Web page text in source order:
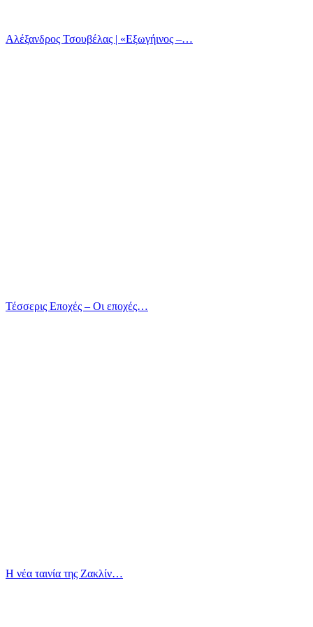
Αλέξανδρος Τσουβέλας | «Εξωγήινος –…
Τέσσερις Εποχές – Οι εποχές…
Η νέα ταινία της Ζακλίν…